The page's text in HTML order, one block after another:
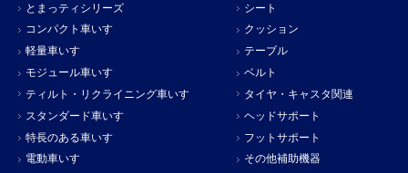
とまっティシリーズ
コンパクト車いす
軽量車いす
モジュール車いす
ティルト・リクライニング車いす
スタンダード車いす
特長のある車いす
電動車いす
シート
クッション
テーブル
ベルト
タイヤ・キャスタ関連
ヘッドサポート
フットサポート
その他補助機器